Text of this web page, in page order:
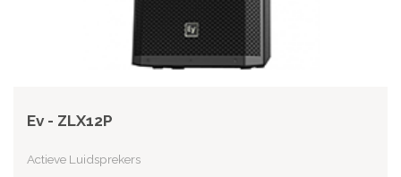
Ev - ZLX12P
Actieve Luidsprekers